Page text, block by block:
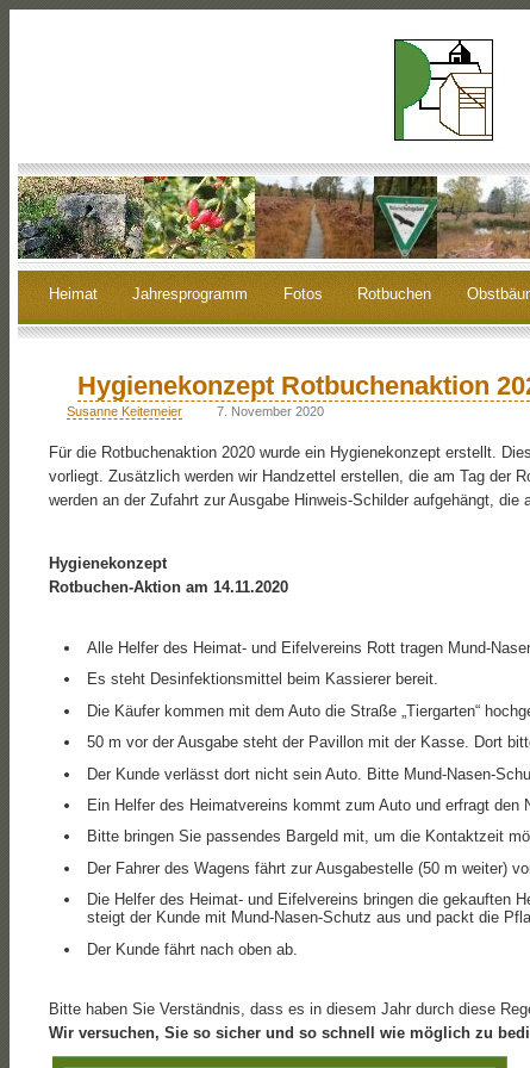
Heimat Jahresprogramm Fotos Rotbuchen
Hygienekonzept Rotbuchenaktion
Susanne Keitemeier 7. November 2020
Für die Rotbuchenaktion 2020 wurde ein Hygienekonzept erstellt.
vorliegt. Zusätzlich werden wir Handzettel erstellen, die am Tag der
werden an der Zufahrt zur Ausgabe Hinweis-Schilder aufgehängt,
Hygienekonzept
Rotbuchen-Aktion am 14.11.2020
Alle Helfer des Heimat- und Eifelvereins Rott tragen Mund-
Es steht Desinfektionsmittel beim Kassierer bereit.
Die Käufer kommen mit dem Auto die Straße „Tiergarten“
50 m vor der Ausgabe steht der Pavillon mit der Kasse. Dort
Der Kunde verlässt dort nicht sein Auto. Bitte Mund-Nasen-
Ein Helfer des Heimatvereins kommt zum Auto und erfragt
Bitte bringen Sie passendes Bargeld mit, um die Kontaktzeit
Der Fahrer des Wagens fährt zur Ausgabestelle (50 m weiter)
Die Helfer des Heimat- und Eifelvereins bringen die gekauften
steigt der Kunde mit Mund-Nasen-Schutz aus und packt die
Der Kunde fährt nach oben ab.
Bitte haben Sie Verständnis, dass es in diesem Jahr durch diese
Wir versuchen, Sie so sicher und so schnell wie möglich zu